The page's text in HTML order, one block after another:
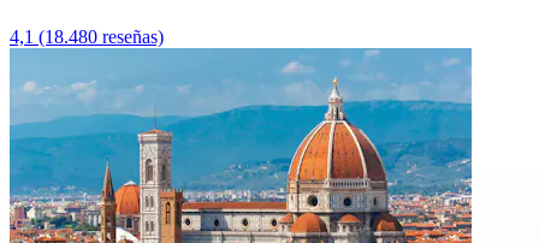
4,1 (18.480 reseñas)